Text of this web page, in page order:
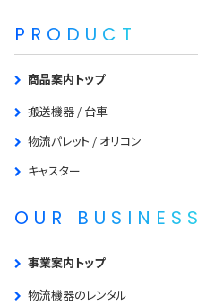
PRODUCT
商品案内トップ
搬送機器 / 台車
物流パレット / オリコン
キャスター
OUR BUSINESS
事業案内トップ
物流機器のレンタル